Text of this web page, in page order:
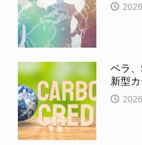
ベラ
新型カ